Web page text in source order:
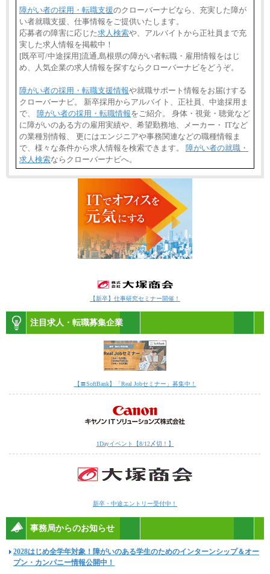
障がい者の採用・転職支援のクローバーナビなら、充実した障が
い者就職支援、仕事情報をご提供いたします。
応募者の障害に応じた求人検索や、アルバイトから正社員まで充
実した求人情報を掲載中！
[既卒可/中途採用]流通,島根県の障がい者転職・雇用情報をはじ
め、人気企業の求人情報を探すならクローバーナビをどうぞ。
障がい者の採用・転職支援情報や就職サポート情報をお届けする
クローバーナビ。 新卒採用からアルバイト、正社員、中途採用ま
で、 障がい者の採用・転職情報をご紹介。 身体・視覚・聴覚など
に障がいのある方の雇用実績や、希望勤務地、メーカー・ ITなど
の業種別情報、 更にはエンジニアや事務関連などの職種情報ま
で、様々な条件から求人情報を検索できます。 障がい者の就職・
求人検索ならクローバーナビへ。
【新卒】仕事研究セミナー開催！
注目求人・転職募集企業
【〓SoftBank】「Real Jobセミナー」募集中！
1Dayイベント【8/12〆切！】
新卒・中途エントリー受付中！
事務局からのお知らせ
2028はじめ全学年対象！障がいのある学生のためのインターンシップ＆オー
プン・カンパニー情報公開中！